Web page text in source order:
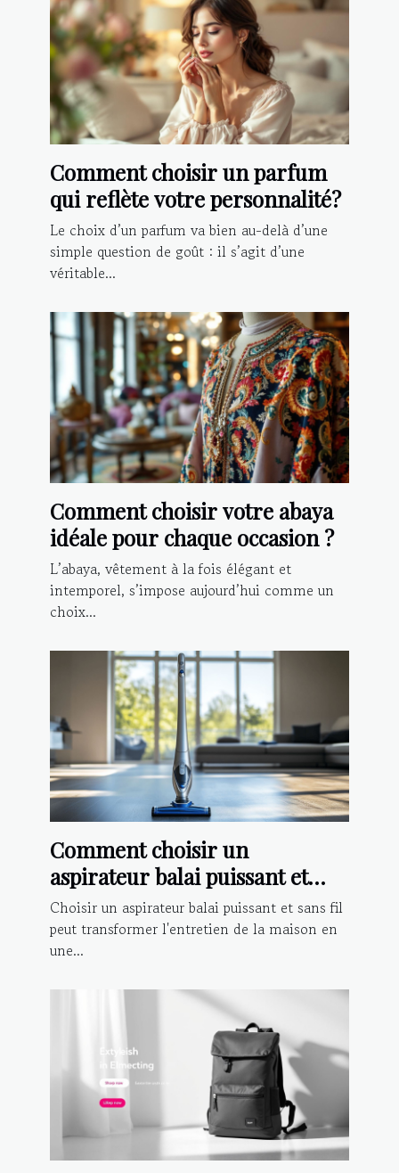
Comment choisir un parfum
qui reflète votre personnalité?
Le choix d’un parfum va bien au-delà d’une
simple question de goût : il s’agit d’une
véritable...
Comment choisir votre abaya
idéale pour chaque occasion ?
L’abaya, vêtement à la fois élégant et
intemporel, s’impose aujourd’hui comme un
choix...
Comment choisir un
aspirateur balai puissant et
sans fil ?
Choisir un aspirateur balai puissant et sans fil
peut transformer l'entretien de la maison en
une...